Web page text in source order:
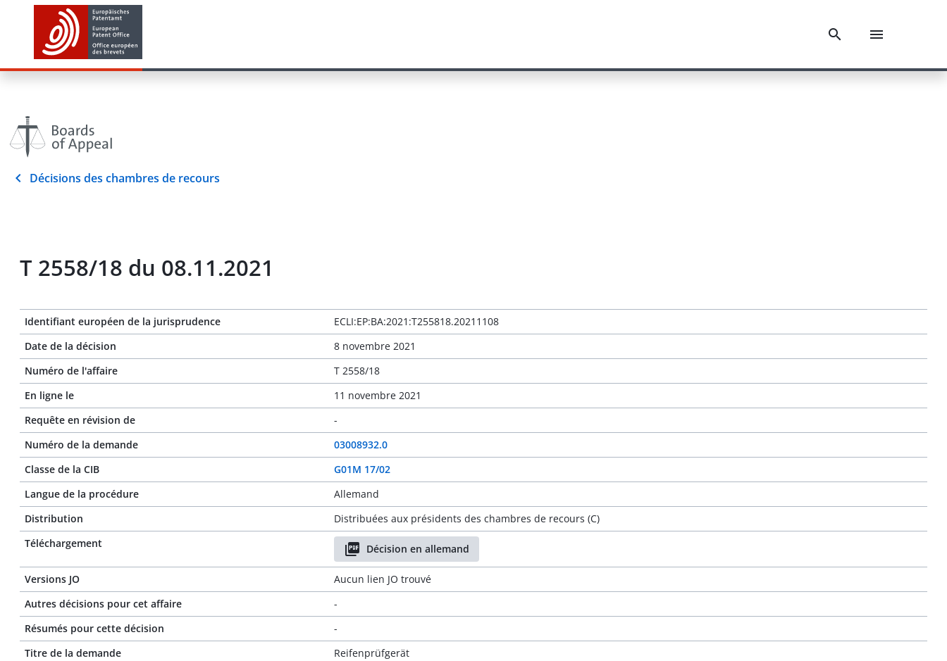
Décisions des chambres de recours
T 2558/18 du 08.11.2021
Identifiant européen de la jurisprudence
ECLI:EP:BA:2021:T255818.20211108
Date de la décision
8 novembre 2021
Numéro de l'affaire
T 2558/18
En ligne le
11 novembre 2021
Requête en révision de
-
Numéro de la demande
03008932.0
Classe de la CIB
G01M 17/02
Langue de la procédure
Allemand
Distribution
Distribuées aux présidents des chambres de recours (C)
Téléchargement
Décision en allemand
Versions JO
Aucun lien JO trouvé
Autres décisions pour cet affaire
-
Résumés pour cette décision
-
Titre de la demande
Reifenprüfgerät